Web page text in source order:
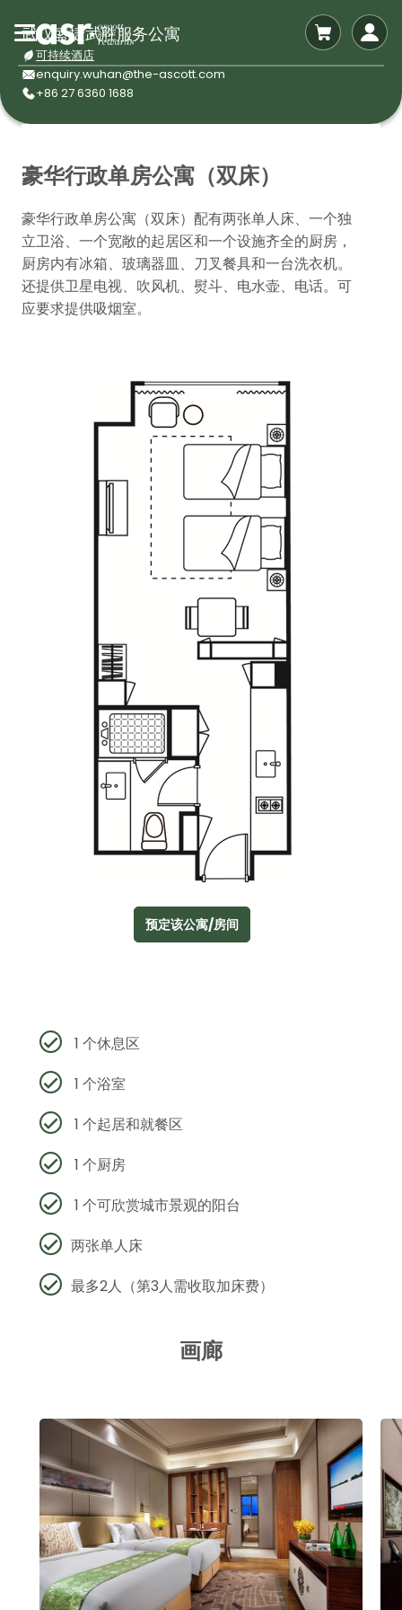
武汉盛捷武胜服务公寓
可持续酒店
enquiry.wuhan@the-ascott.com
+86 27 6360 1688
豪华行政单房公寓（双床）
豪华行政单房公寓（双床）配有两张单人床、一个独
立卫浴、一个宽敞的起居区和一个设施齐全的厨房，
厨房内有冰箱、玻璃器皿、刀叉餐具和一台洗衣机。
还提供卫星电视、吹风机、熨斗、电水壶、电话。可
应要求提供吸烟室。
预定该公寓/房间
1 个休息区
1 个浴室
1 个起居和就餐区
1 个厨房
1 个可欣赏城市景观的阳台
两张单人床
最多2人（第3人需收取加床费）
画廊